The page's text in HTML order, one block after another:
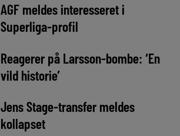
AGF meldes interesseret i
Superliga-profil
Reagerer på Larsson-bombe: ‘En
vild historie’
Jens Stage-transfer meldes
kollapset